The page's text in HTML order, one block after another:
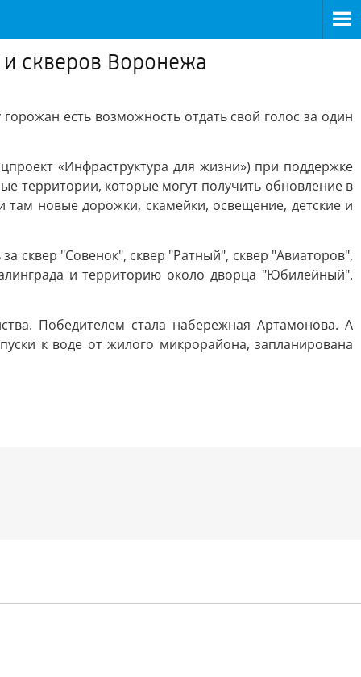
скверов Воронежа
есть возможность отдать свой голос за один
«Инфраструктура для жизни») при поддержке
территории, которые могут получить обновление в
там новые дорожки, скамейки, освещение, детские и
сквер "Совенок", сквер "Ратный", сквер "Авиаторов",
и территорию около дворца "Юбилейный".
Победителем стала набережная Артамонова. А
к воде от жилого микрорайона, запланирована